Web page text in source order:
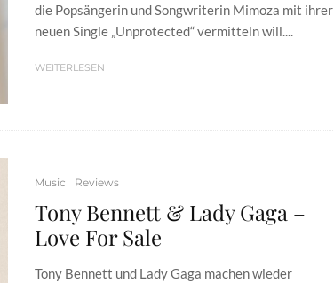
die Popsängerin und Songwriterin Mimoza mit ihrer
neuen Single „Unprotected“ vermitteln will....
WEITERLESEN
Music Reviews
Tony Bennett & Lady Gaga –
Love For Sale
Tony Bennett und Lady Gaga machen wieder